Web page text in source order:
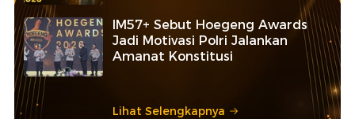
IM57+ Sebut Hoegeng Awards
Jadi Motivasi Polri Jalankan
Amanat Konstitusi
Lihat Selengkapnya